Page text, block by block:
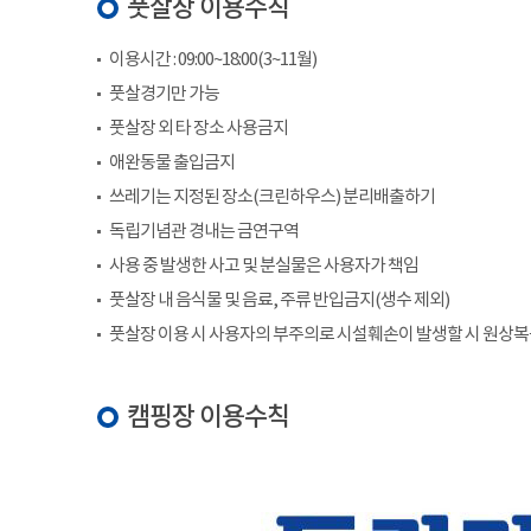
풋살장 이용수칙
이용시간 : 09:00~18:00(3~11월)
풋살경기만 가능
풋살장 외 타 장소 사용금지
애완동물 출입금지
쓰레기는 지정된 장소(크린하우스) 분리배출하기
독립기념관 경내는 금연구역
사용 중 발생한 사고 및 분실물은 사용자가 책임
풋살장 내 음식물 및 음료, 주류 반입금지(생수 제외)
풋살장 이용 시 사용자의 부주의로 시설훼손이 발생할 시 원상
캠핑장 이용수칙